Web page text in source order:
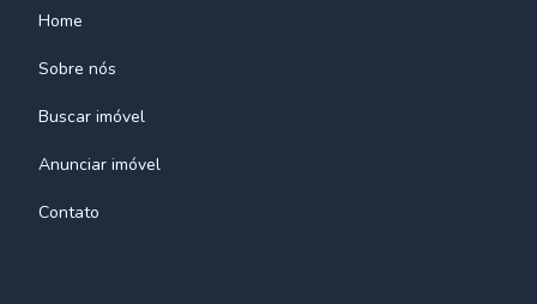
Home
Sobre nós
Buscar imóvel
Anunciar imóvel
Contato